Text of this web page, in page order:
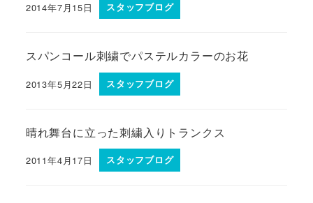
2014年7月15日 スタッフブログ
スパンコール刺繍でパステルカラーのお花
2013年5月22日 スタッフブログ
晴れ舞台に立った刺繍入りトランクス
2011年4月17日 スタッフブログ